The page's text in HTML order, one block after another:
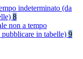
indeterminato (da
8
non a tempo
in tabelle) 9